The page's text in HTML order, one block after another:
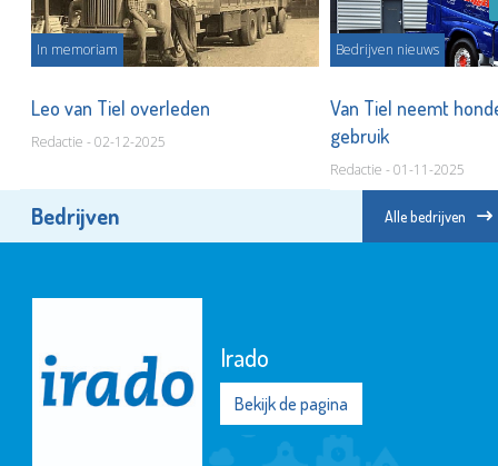
In memoriam
Leo van Tiel overleden
Redactie - 02-12-2025
Bedrijven nieuws
Van Tiel neemt
gebruik
Redactie - 01-11-2025
Bedrijven Alle bedrijven
Irado
Bekijk de pagina